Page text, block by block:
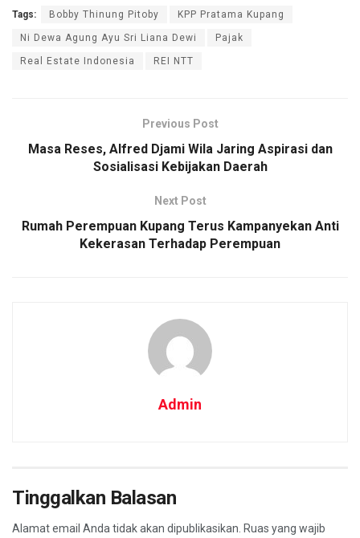
Tags: Bobby Thinung Pitoby KPP Pratama Kupang
Ni Dewa Agung Ayu Sri Liana Dewi Pajak
Real Estate Indonesia REI NTT
Previous Post
Masa Reses, Alfred Djami Wila Jaring Aspirasi dan
Sosialisasi Kebijakan Daerah
Next Post
Rumah Perempuan Kupang Terus Kampanyekan Anti
Kekerasan Terhadap Perempuan
Admin
Tinggalkan Balasan
Alamat email Anda tidak akan dipublikasikan. Ruas yang wajib